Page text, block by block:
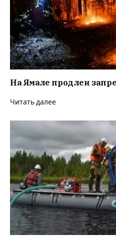
На Ямале продлен
Читать далее